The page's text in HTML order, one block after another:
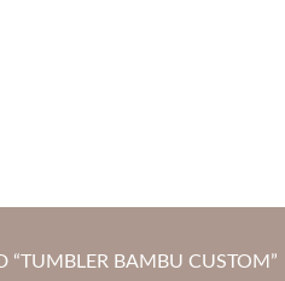
“TUMBLER BAMBU CUSTOM”